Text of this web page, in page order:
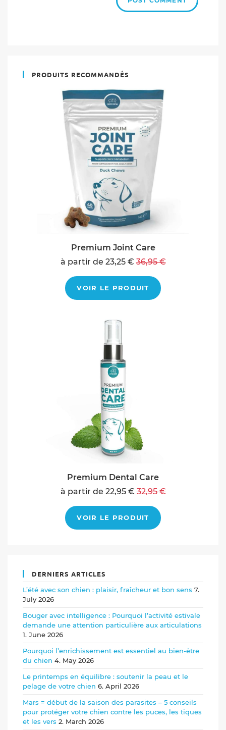
PRODUITS RECOMMANDÉS
Premium Joint Care
à partir de 23,25 €36,95 €
VOIR LE PRODUIT
Premium Dental Care
à partir de 22,95 €32,95 €
VOIR LE PRODUIT
DERNIERS ARTICLES
L’été avec son chien : plaisir, fraîcheur et bon sens 7.
July 2026
Bouger avec intelligence : Pourquoi l’activité estivale
demande une attention particulière aux articulations
1. June 2026
Pourquoi l’enrichissement est essentiel au bien-être
du chien 4. May 2026
Le printemps en équilibre : soutenir la peau et le
pelage de votre chien 6. April 2026
Mars = début de la saison des parasites – 5 conseils
pour protéger votre chien contre les puces, les tiques
et les vers 2. March 2026